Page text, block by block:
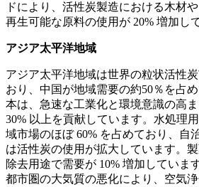
ドにより、活性炭製造における木材
再生可能な原料の使用が 20% 増加し
アジア太平洋地域
アジア太平洋地域は世界の粒状活性
おり、中国が地域需要の約50％を占
本は、急速な工業化と環境意識の高
30% 以上を貢献しています。水処理
域市場のほぼ 60% を占めており、自
は活性炭の使用が拡大しています。
除去用途で需要が 10% 増加していま
都市圏の大気質の悪化により、空気